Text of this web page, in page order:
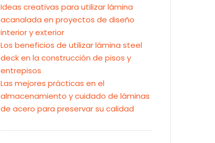
Ideas creativas para utilizar lámina
acanalada en proyectos de diseño
interior y exterior
Los beneficios de utilizar lámina steel
deck en la construcción de pisos y
entrepisos
Las mejores prácticas en el
almacenamiento y cuidado de láminas
de acero para preservar su calidad